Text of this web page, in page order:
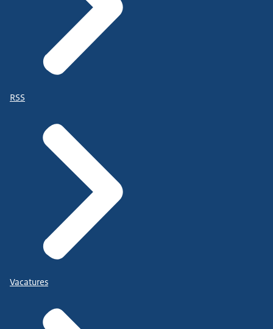
RSS
Vacatures